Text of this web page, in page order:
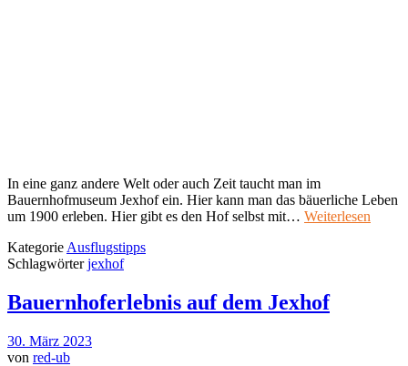
In eine ganz andere Welt oder auch Zeit taucht man im
Bauernhofmuseum Jexhof ein. Hier kann man das bäuerliche Leben
um 1900 erleben. Hier gibt es den Hof selbst mit… Weiterlesen
Kategorie Ausflugstipps
Schlagwörterjexhof
Bauernhoferlebnis auf dem Jexhof
30. März 2023
von red-ub